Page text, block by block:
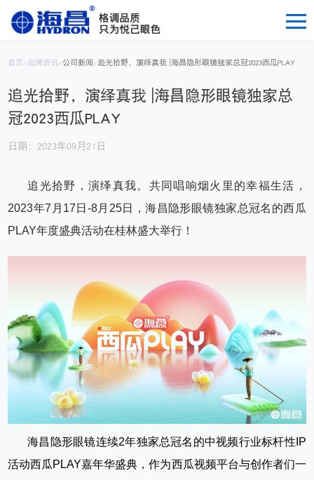
首页 > 品牌资讯>公司新闻 >追光拾野，演绎真我 |海昌隐形眼镜独家总冠2023西瓜PLAY
追光拾野，演绎真我 |海昌隐形眼镜独家总
冠2023西瓜PLAY
日期：2023年09月21日
追光拾野，演绎真我。共同唱响烟火里的幸福生活，
2023年7月17日-8月25日，海昌隐形眼镜独家总冠名的西瓜
PLAY年度盛典活动在桂林盛大举行！
海昌隐形眼镜连续2年独家总冠名的中视频行业标杆性IP
活动西瓜PLAY嘉年华盛典，作为西瓜视频平台与创作者们一